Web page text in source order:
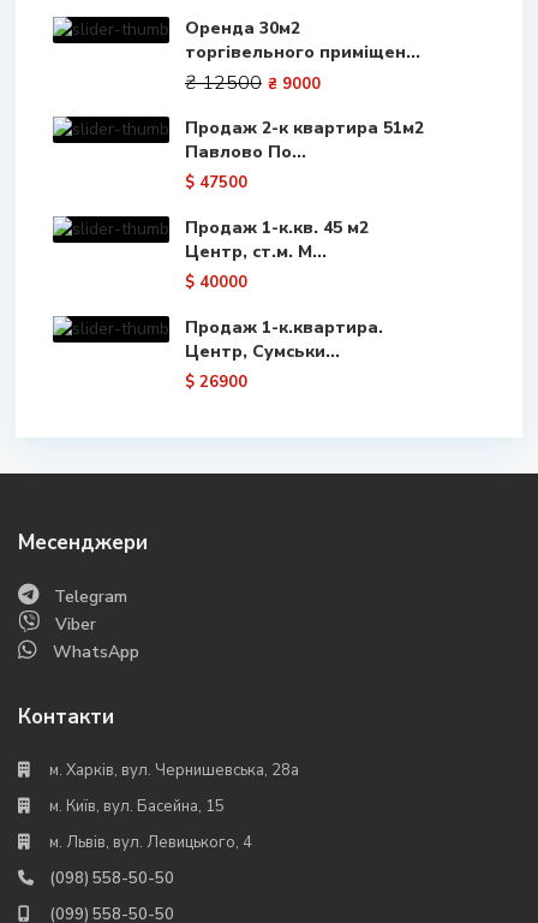
Оренда 30м2
торгівельного приміщен...
₴ 12500 ₴ 9000
Продаж 2-к квартира 51м2
Павлово По...
$ 47500
Продаж 1-к.кв. 45 м2
Центр, ст.м. М...
$ 40000
Продаж 1-к.квартира.
Центр, Сумськи...
$ 26900
Месенджери
Telegram
Viber
WhatsApp
Контакти
м. Харків, вул. Чернишевська, 28а
м. Київ, вул. Басейна, 15
м. Львів, вул. Левицького, 4
(098) 558-50-50
(099) 558-50-50